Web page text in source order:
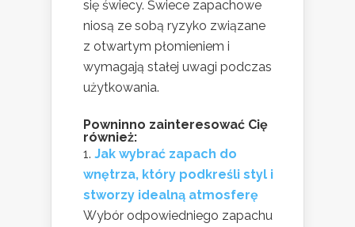
się świecy. Świece zapachowe
niosą ze sobą ryzyko związane
z otwartym płomieniem i
wymagają stałej uwagi podczas
użytkowania.
Powninno zainteresować Cię
również:
Jak wybrać zapach do
wnętrza, który podkreśli styl i
stworzy idealną atmosferę
Wybór odpowiedniego zapachu